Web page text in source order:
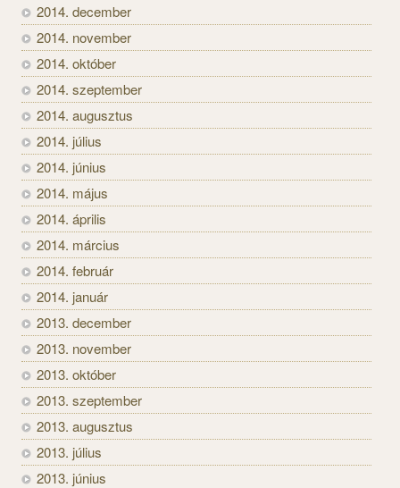
2014. december
2014. november
2014. október
2014. szeptember
2014. augusztus
2014. július
2014. június
2014. május
2014. április
2014. március
2014. február
2014. január
2013. december
2013. november
2013. október
2013. szeptember
2013. augusztus
2013. július
2013. június